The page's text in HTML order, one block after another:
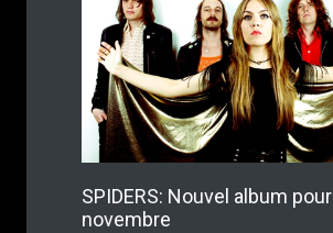
SPIDERS: Nouvel album pour
novembre